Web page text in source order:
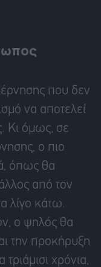
που δεν
να αποτελεί
Κι όμως, σε
ο πιο
όπως θα
από τον
λίγο κάτω.
ο ψηλός θα
την προκήρυξη
χρόνια,